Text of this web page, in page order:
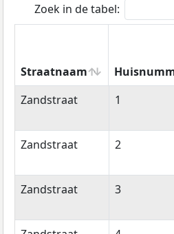
Zoek in de tabel:
Straatnaam
Straatnaam
Zandstraat 1
Zandstraat 2
Zandstraat 3